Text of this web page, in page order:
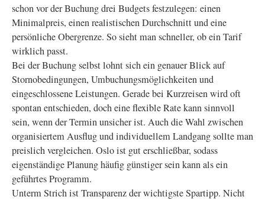
schon vor der Buchung drei Budgets festzulegen: einen
Minimalpreis, einen realistischen Durchschnitt und eine
persönliche Obergrenze. So sieht man schneller, ob ein Tarif
wirklich passt.
Bei der Buchung selbst lohnt sich ein genauer Blick auf
Stornobedingungen, Umbuchungsmöglichkeiten und
eingeschlossene Leistungen. Gerade bei Kurzreisen wird oft
spontan entschieden, doch eine flexible Rate kann sinnvoll
sein, wenn der Termin unsicher ist. Auch die Wahl zwischen
organisiertem Ausflug und individuellem Landgang sollte man
preislich vergleichen. Oslo ist gut erschließbar, sodass
eigenständige Planung häufig günstiger sein kann als ein
geführtes Programm.
Unterm Strich ist Transparenz der wichtigste Spartipp. Nicht